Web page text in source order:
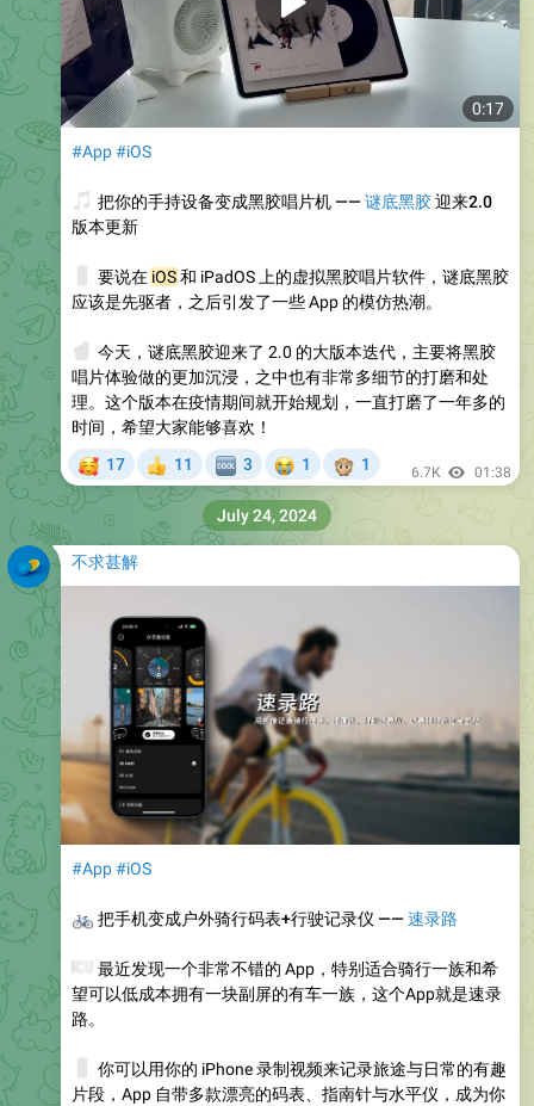
0:17
#App#iOS
把你的手持设备变成黑胶唱片机 ——谜底黑胶迎来2.0
版本更新
要说在 iOS和 iPadOS 上的虚拟黑胶唱片软件，谜底黑胶
应该是先驱者，之后引发了一些 App 的模仿热潮。
今天，谜底黑胶迎来了 2.0 的大版本迭代，主要将黑胶
唱片体验做的更加沉浸，之中也有非常多细节的打磨和处
理。这个版本在疫情期间就开始规划，一直打磨了一年多的
时间，希望大家能够喜欢！
17 11
🆒
3
😭
1
🙊
1 6.7K 01:38
不求甚解
#App#iOS
把手机变成户外骑行码表+行驶记录仪 ——速录路
最近发现一个非常不错的 App，特别适合骑行一族和希
望可以低成本拥有一块副屏的有车一族，这个App就是速录
路。
你可以用你的 iPhone 录制视频来记录旅途与日常的有趣
片段，App 自带多款漂亮的码表、指南针与水平仪，成为你
July 24, 2024